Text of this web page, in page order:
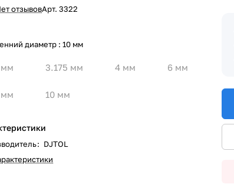
отзывовАрт.3322
диаметр :10 мм
мм 3.175 мм 4 мм 6 мм
мм 10 мм
: DJTOL